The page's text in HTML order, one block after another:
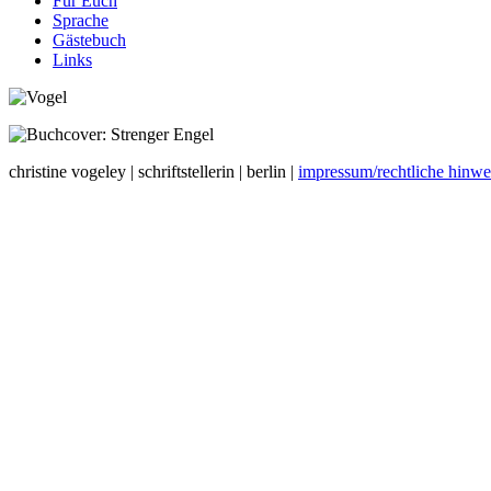
Sprache
Gästebuch
Links
christine vogeley | schriftstellerin | berlin | impressum/rechtliche